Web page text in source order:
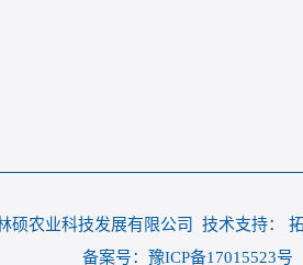
硕农业科技发展有限公司 技术支持：
备案号：豫ICP备17015523号